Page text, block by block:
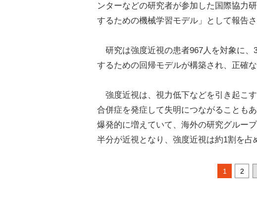
ンターなどの研究者が参加した国際協力
するための機械学習モデル」として報告さ
研究は強度近視の患者967人を対象に、
するための回帰モデルが構築され、正確
強度近視は、視力低下などを引き起こ
合併症を発症して失明につながることも
爆発的に増えていて、海外の研究グルー
半分が近視となり、強度近視は約1割を占
1 2